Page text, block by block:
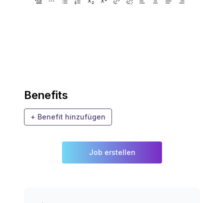
Benefits
+ Benefit hinzufügen
Job erstellen